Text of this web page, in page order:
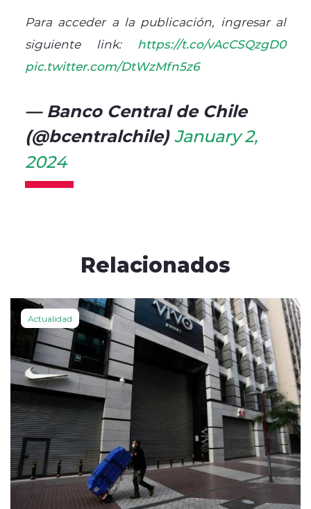
Para acceder a la publicación, ingresar al
siguiente link: https://t.co/vAcCSQzgD0
pic.twitter.com/DtWzMfn5z6
— Banco Central de Chile
(@bcentralchile)January 2,
2024
Relacionados
Actualidad